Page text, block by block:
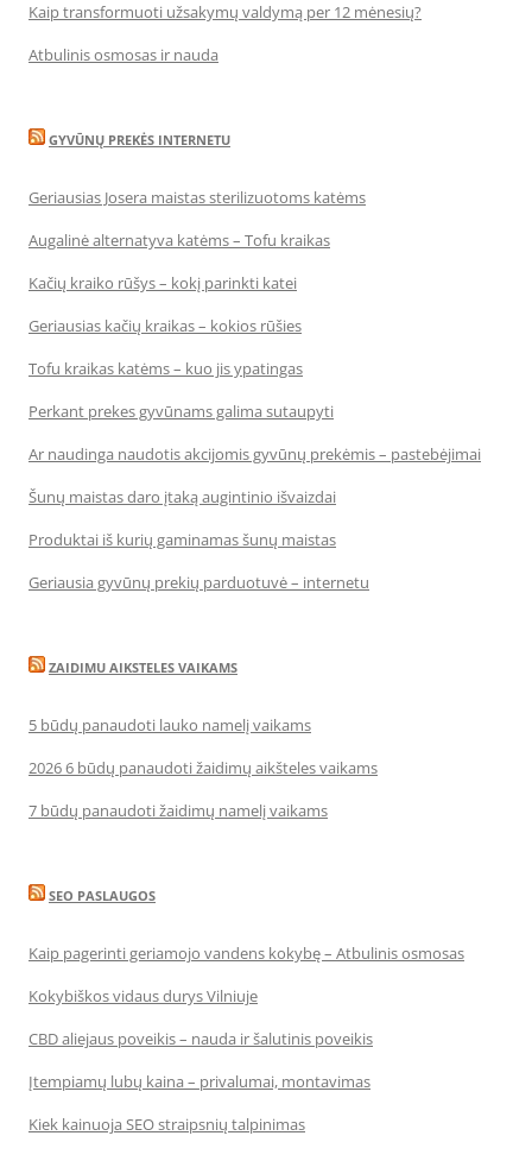
Kaip transformuoti užsakymų valdymą per 12 mėnesių?
Atbulinis osmosas ir nauda
GYVŪNŲ PREKĖS INTERNETU
Geriausias Josera maistas sterilizuotoms katėms
Augalinė alternatyva katėms – Tofu kraikas
Kačių kraiko rūšys – kokį parinkti katei
Geriausias kačių kraikas – kokios rūšies
Tofu kraikas katėms – kuo jis ypatingas
Perkant prekes gyvūnams galima sutaupyti
Ar naudinga naudotis akcijomis gyvūnų prekėmis – pastebėjimai
Šunų maistas daro įtaką augintinio išvaizdai
Produktai iš kurių gaminamas šunų maistas
Geriausia gyvūnų prekių parduotuvė – internetu
ZAIDIMU AIKSTELES VAIKAMS
5 būdų panaudoti lauko namelį vaikams
2026 6 būdų panaudoti žaidimų aikšteles vaikams
7 būdų panaudoti žaidimų namelį vaikams
SEO PASLAUGOS
Kaip pagerinti geriamojo vandens kokybę – Atbulinis osmosas
Kokybiškos vidaus durys Vilniuje
CBD aliejaus poveikis – nauda ir šalutinis poveikis
Įtempiamų lubų kaina – privalumai, montavimas
Kiek kainuoja SEO straipsnių talpinimas